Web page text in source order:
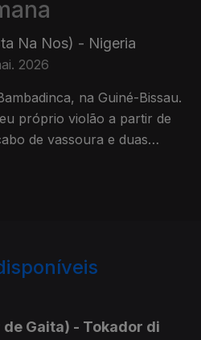
Na Nos) - Nigeria
2026
na Guiné-Bissau.
próprio violão a partir de
de vassoura e duas
Gaita) - Tokador di